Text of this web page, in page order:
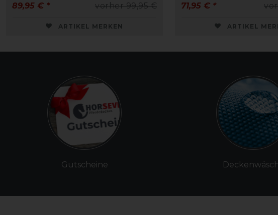
vorher 99,95 €
89,95 € *
ARTIKEL MERKEN
71,95 € *
ARTIKEL
Gutscheine